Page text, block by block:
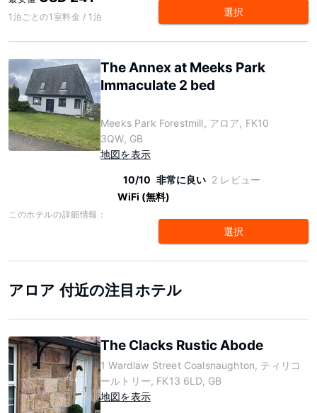
1泊ごとの1室料金 / 1泊 選択
The Annex at Meeks Park
Immaculate 2 bed
Meeks Park Forestmill, アロア, FK10
3QW, GB
地図を表示
10/10 非常に良い 2 レビュー
WiFi (無料)
このホテルの詳細情報：
選択
アロア 付近の注目ホテル
The Clacks Rustic Abode
1 Wardlaw Street Coalsnaughton, ティリコ
ールトリー, FK13 6LD, GB
地図を表示